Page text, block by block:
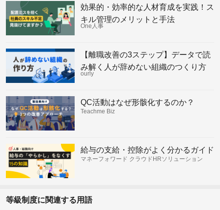
効果的・効率的な人材育成を実践！ス
キル管理のメリットと手法
One人事
【離職改善の3ステップ】データで読
み解く人が辞めない組織のつくり方
ourly
QC活動はなぜ形骸化するのか？
Teachme Biz
給与の支給・控除がよく分かるガイド
マネーフォワード クラウドHRソリューション
等級制度に関連する用語